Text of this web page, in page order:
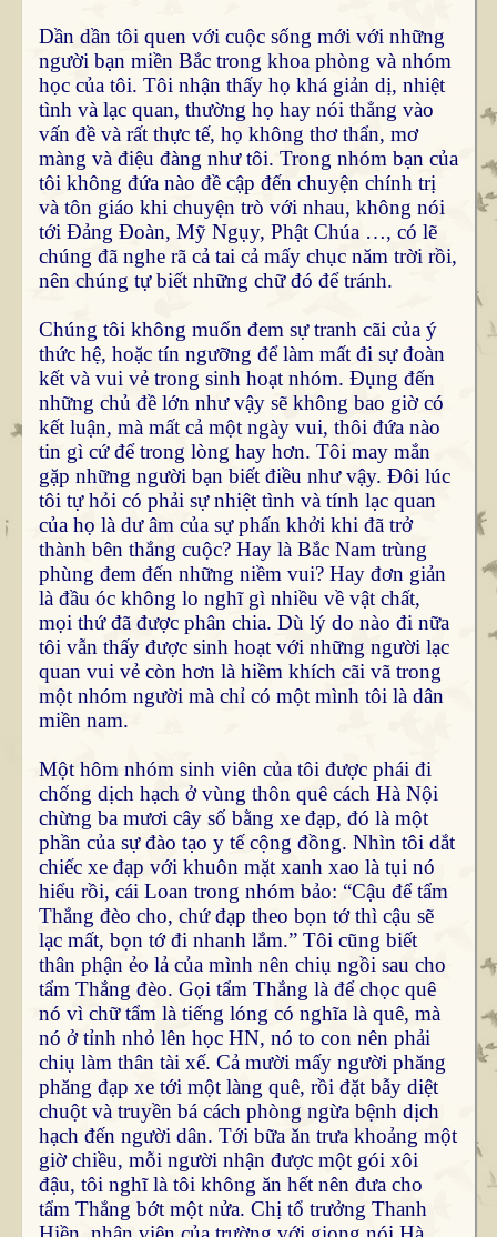
Dần dần tôi quen với cuộc sống mới với những
người bạn miền Bắc trong khoa phòng và nhóm
học của tôi. Tôi nhận thấy họ khá giản dị, nhiệt
tình và lạc quan, thường họ hay nói thẳng vào
vấn đề và rất thực tế, họ không thơ thẩn, mơ
màng và điệu đàng như tôi. Trong nhóm bạn của
tôi không đứa nào đề cập đến chuyện chính trị
và tôn giáo khi chuyện trò với nhau, không nói
tới Đảng Đoàn, Mỹ Ngụy, Phật Chúa …, có lẽ
chúng đã nghe rã cả tai cả mấy chục năm trời rồi,
nên chúng tự biết những chữ đó để tránh.
Chúng tôi không muốn đem sự tranh cãi của ý
thức hệ, hoặc tín ngưỡng để làm mất đi sự đoàn
kết và vui vẻ trong sinh hoạt nhóm. Đụng đến
những chủ đề lớn như vậy sẽ không bao giờ có
kết luận, mà mất cả một ngày vui, thôi đứa nào
tin gì cứ để trong lòng hay hơn. Tôi may mắn
gặp những người bạn biết điều như vậy. Đôi lúc
tôi tự hỏi có phải sự nhiệt tình và tính lạc quan
của họ là dư âm của sự phấn khởi khi đã trở
thành bên thắng cuộc? Hay là Bắc Nam trùng
phùng đem đến những niềm vui? Hay đơn giản
là đầu óc không lo nghĩ gì nhiều về vật chất,
mọi thứ đã được phân chia. Dù lý do nào đi nữa
tôi vẫn thấy được sinh hoạt với những người lạc
quan vui vẻ còn hơn là hiềm khích cãi vã trong
một nhóm người mà chỉ có một mình tôi là dân
miền nam.
Một hôm nhóm sinh viên của tôi được phái đi
chống dịch hạch ở vùng thôn quê cách Hà Nội
chừng ba mươi cây số bằng xe đạp, đó là một
phần của sự đào tạo y tế cộng đồng. Nhìn tôi dắt
chiếc xe đạp với khuôn mặt xanh xao là tụi nó
hiểu rồi, cái Loan trong nhóm bảo: “Cậu để tẩm
Thắng đèo cho, chứ đạp theo bọn tớ thì cậu sẽ
lạc mất, bọn tớ đi nhanh lắm.” Tôi cũng biết
thân phận ẻo lả của mình nên chiụ ngồi sau cho
tẩm Thắng đèo. Gọi tẩm Thắng là để chọc quê
nó vì chữ tẩm là tiếng lóng có nghĩa là quê, mà
nó ở tỉnh nhỏ lên học HN, nó to con nên phải
chiụ làm thân tài xế. Cả mười mấy người phăng
phăng đạp xe tới một làng quê, rồi đặt bẫy diệt
chuột và truyền bá cách phòng ngừa bệnh dịch
hạch đến người dân. Tới bữa ăn trưa khoảng một
giờ chiều, mỗi người nhận được một gói xôi
đậu, tôi nghĩ là tôi không ăn hết nên đưa cho
tẩm Thắng bớt một nửa. Chị tổ trưởng Thanh